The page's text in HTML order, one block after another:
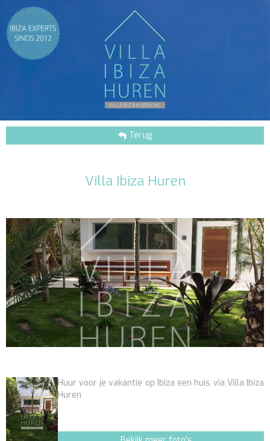
Terug
Villa Ibiza Huren
Huur voor je vakantie op Ibiza een huis via Villa Ibiza
Huren